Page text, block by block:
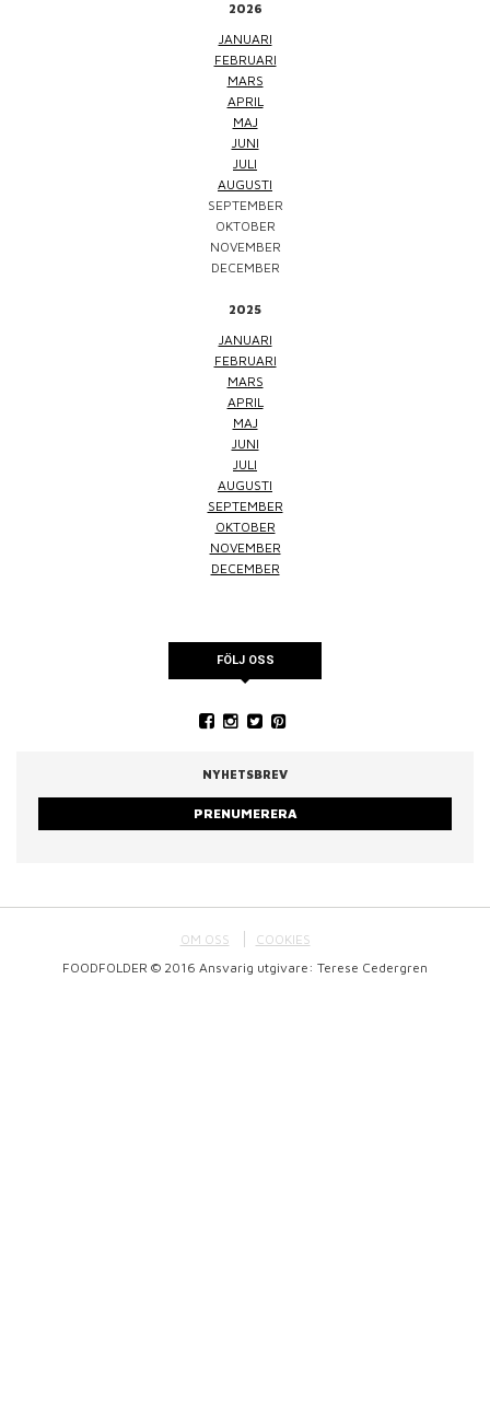
2026
JANUARI
FEBRUARI
MARS
APRIL
MAJ
JUNI
JULI
AUGUSTI
SEPTEMBER
OKTOBER
NOVEMBER
DECEMBER
2025
JANUARI
FEBRUARI
MARS
APRIL
MAJ
JUNI
JULI
AUGUSTI
SEPTEMBER
OKTOBER
NOVEMBER
DECEMBER
FÖLJ OSS
NYHETSBREV
PRENUMERERA
OM OSS
COOKIES
FOODFOLDER © 2016 Ansvarig utgivare: Terese Cedergren